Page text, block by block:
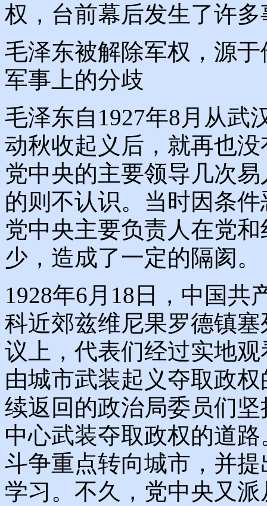
权，台前幕后发生了许多
毛泽东被解除军权，源
军事上的分歧
毛泽东自1927年8月从武
动秋收起义后，就再也
党中央的主要领导几次
的则不认识。当时因条
党中央主要负责人在党
少，造成了一定的隔阂。
1928年6月18日，中国共
科近郊兹维尼果罗德镇
议上，代表们经过实地
由城市武装起义夺取政
续返回的政治局委员们
中心武装夺取政权的道
斗争重点转向城市，并
学习。不久，党中央又